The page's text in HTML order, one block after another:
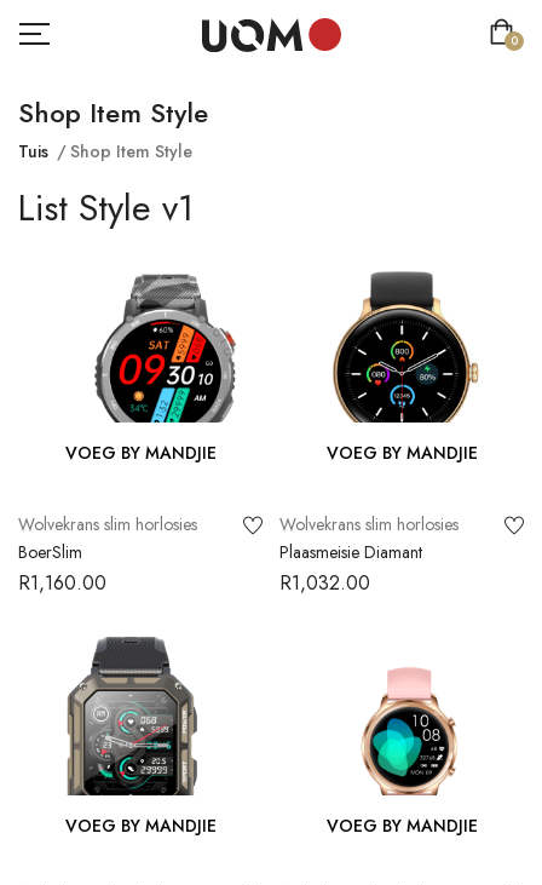
0
Shop Item Style
Tuis Shop Item Style
List Style v1
VOEG BY MANDJIE
Wolvekrans slim horlosies
BoerSlim
R1,160.00
VOEG BY MANDJIE
Wolvekrans slim horlosies
Plaasmeisie Diamant
R1,032.00
VOEG BY MANDJIE VOEG BY MANDJIE